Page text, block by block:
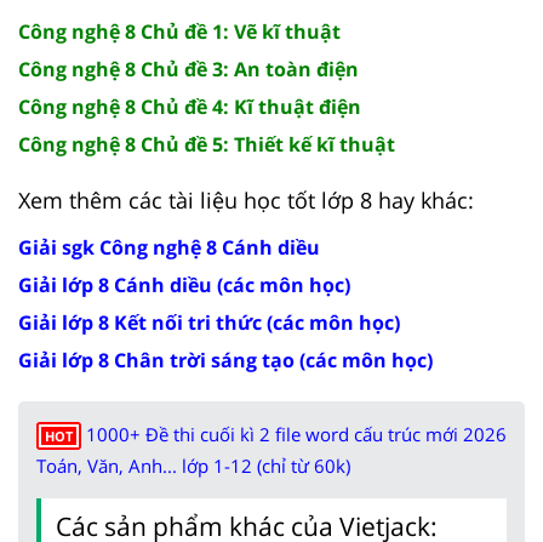
Công nghệ 8 Chủ đề 1: Vẽ kĩ thuật
Công nghệ 8 Chủ đề 3: An toàn điện
Công nghệ 8 Chủ đề 4: Kĩ thuật điện
Công nghệ 8 Chủ đề 5: Thiết kế kĩ thuật
Xem thêm các tài liệu học tốt lớp 8 hay khác:
Giải sgk Công nghệ 8 Cánh diều
Giải lớp 8 Cánh diều (các môn học)
Giải lớp 8 Kết nối tri thức (các môn học)
Giải lớp 8 Chân trời sáng tạo (các môn học)
HOT
1000+ Đề thi cuối kì 2 file word cấu trúc mới 2026
Toán, Văn, Anh... lớp 1-12 (chỉ từ 60k)
Các sản phẩm khác của Vietjack: